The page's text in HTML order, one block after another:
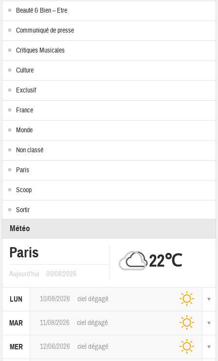
Beauté & Bien – Etre
Communiqué de presse
Critiques Musicales
Culture
Exclusif
France
Monde
Non classé
Paris
Scoop
Sortir
Météo
Paris
Aujourd'hui 09/08/2026
22℃
LUN 10/08/2026 ciel dégagé
MAR 11/08/2026 ciel dégagé
MER 12/08/2026 ciel dégagé